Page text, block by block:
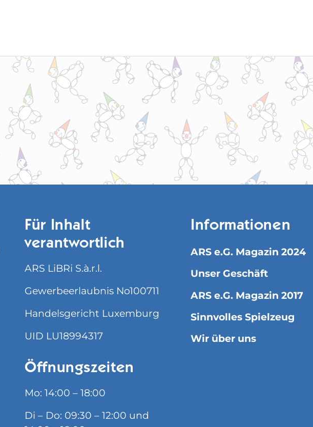
Für Inhalt
verantwortlich
ARS LiBRi S.à.r.l.
Gewerbeerlaubnis No100711
Handelsgericht Luxemburg
UID LU18994317
Öffnungszeiten
Mo: 14:00 – 18:00
Di – Do: 09:30 – 12:00 und
Informationen
ARS e.G. Magazin 2024
Unser Geschäft
ARS e.G. Magazin 2017
Sinnvolles Spielzeug
Wir über uns